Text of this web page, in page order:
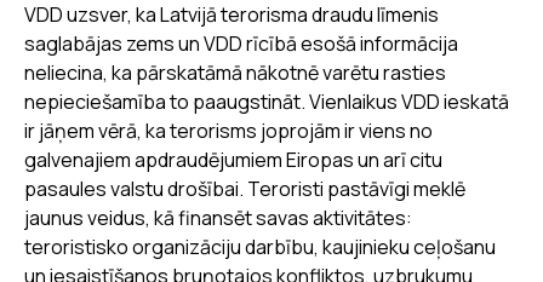
VDD uzsver, ka Latvijā terorisma draudu līmenis
saglabājas zems un VDD rīcībā esošā informācija
neliecina, ka pārskatāmā nākotnē varētu rasties
nepieciešamība to paaugstināt. Vienlaikus VDD ieskatā
ir jāņem vērā, ka terorisms joprojām ir viens no
galvenajiem apdraudējumiem Eiropas un arī citu
pasaules valstu drošībai. Teroristi pastāvīgi meklē
jaunus veidus, kā finansēt savas aktivitātes:
teroristisko organizāciju darbību, kaujinieku ceļošanu
un iesaistīšanos bruņotajos konfliktos, uzbrukumu